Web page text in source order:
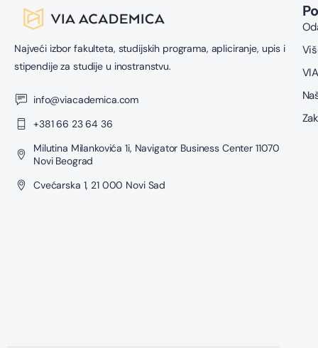
Najveći izbor fakulteta, studijskih programa, apliciranje, upis i
stipendije za studije u inostranstvu.
info@viacademica.com
+381 66 23 64 36
Milutina Milankovića 1i, Navigator Business Center 11070
Novi Beograd
Cvećarska 1, 21 000 Novi Sad